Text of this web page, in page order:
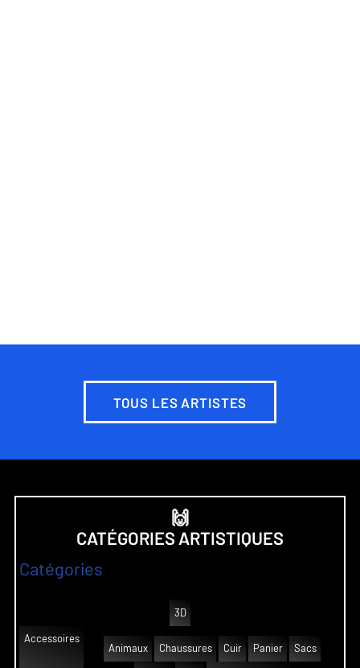
TOUS LES ARTISTES
🙌
CATÉGORIES ARTISTIQUES
Catégories
3D
Accessoires
Animaux
Chaussures Cuir Panier Sacs